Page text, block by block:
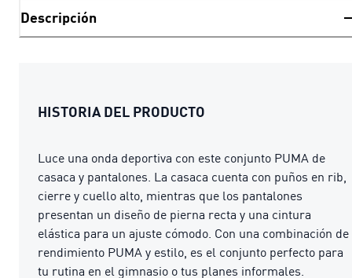
Descripción
HISTORIA DEL PRODUCTO
Luce una onda deportiva con este conjunto PUMA de
casaca y pantalones. La casaca cuenta con puños en rib,
cierre y cuello alto, mientras que los pantalones
presentan un diseño de pierna recta y una cintura
elástica para un ajuste cómodo. Con una combinación de
rendimiento PUMA y estilo, es el conjunto perfecto para
tu rutina en el gimnasio o tus planes informales.